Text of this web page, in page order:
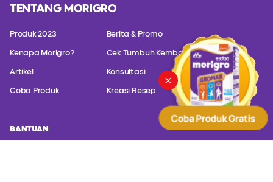
TENTANG MORIGRO
Produk 2023
Kenapa Morigro?
Artikel
Coba Produk
Berita & Promo
Cek Tumbuh Kembang
Konsultasi
Kreasi Resep
BANTUAN